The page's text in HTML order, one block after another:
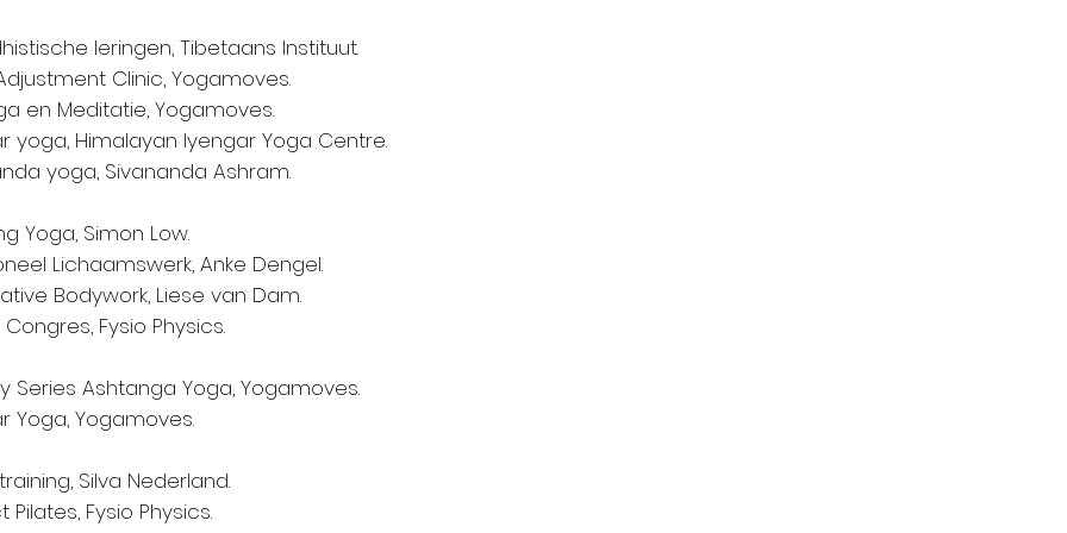
leringen, Tibetaans Instituut.
Clinic, Yogamoves.
en Meditatie, Yogamoves.
yoga, Himalayan Iyengar Yoga Centre.
yoga, Sivananda Ashram.
Yoga, Simon Low.
Lichaamswerk, Anke Dengel.
Bodywork, Liese van Dam.
Fysio Physics.
Series Ashtanga Yoga, Yogamoves.
Yoga, Yogamoves.
Silva Nederland.
Pilates, Fysio Physics.